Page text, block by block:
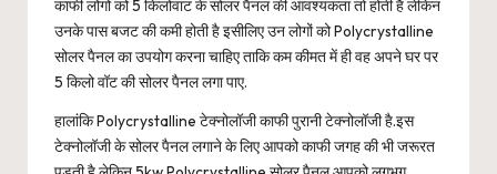
काफी लोगों को 5 किलोवाट के सोलर पैनल की आवश्यकता तो होती है लेकिन
उनके पास बजट की कमी होती है इसीलिए उन लोगों को Polycrystalline
सोलर पैनल का उपयोग करना चाहिए ताकि कम कीमत में ही वह अपने घर पर
5 किलो वॉट की सोलर पैनल लगा पाए.
हालांकि Polycrystalline टेक्नोलॉजी काफी पुरानी टेक्नोलॉजी है.इस
टेक्नोलॉजी के सोलर पैनल लगाने के लिए आपको काफी जगह की भी जरूरत